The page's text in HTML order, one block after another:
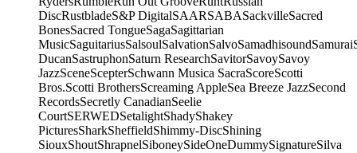
DiscRustbladeS&P DigitalSAARSABASackvilleSacred
BonesSacred TongueSagaSagittarian
MusicSaguitariusSalsoulSalvationSalvoSamadhisoundSamurai
DucanSastruphonSaturn ResearchSavitorSavoySavoy
JazzSceneScepterSchwann Musica SacraScoreScotti
Bros.Scotti BrothersScreaming AppleSea Breeze JazzSecond
RecordsSecretly CanadianSeelie
CourtSERWEDSetalightShadyShakey
PicturesSharkSheffieldShimmy-DiscShining
SiouxShoutShrapnelSiboneySideOneDummySignatureSilva